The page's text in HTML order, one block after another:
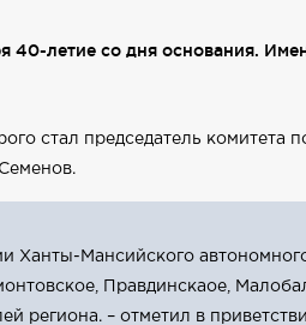
летие со дня основания.
стал председатель комитета
Ханты-Мансийского
Правдинскаое,
региона. – отметил в